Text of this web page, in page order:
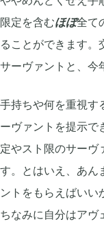
限定を含むほぼ全て
ることができます
サーヴァントと、今
手持ちや何を重視す
ーヴァントを提示で
定やスト限のサーヴ
す。とはいえ、あん
ントをもらえばいい
ちなみに自分はアヴ
2020年09月